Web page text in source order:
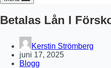
Betalas Lån I
Kerstin Strömberg
juni 17, 2025
Blogg